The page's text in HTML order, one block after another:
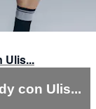
Ulis...
con Ulis...